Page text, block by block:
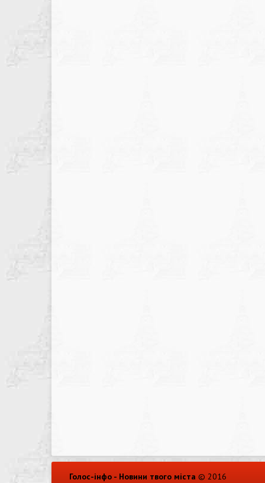
Голос-інфо - Новини твого міста © 2016